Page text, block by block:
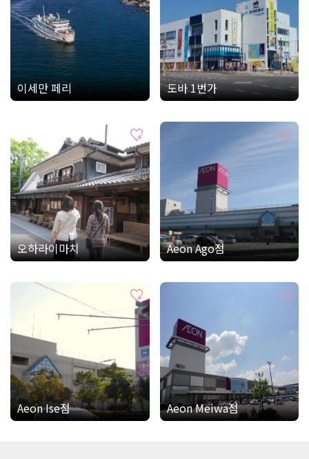
이세만 페리 도바 1번가
오하라이마치 Aeon Ago점
Aeon Ise점 Aeon Meiwa점